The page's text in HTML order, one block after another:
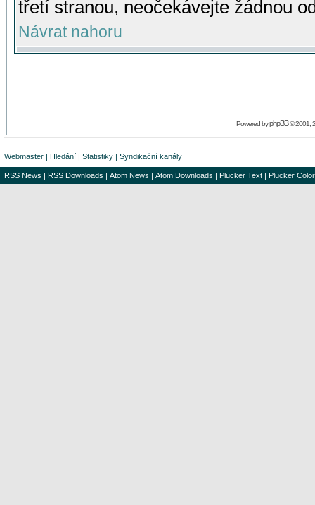
třetí stranou, neočekávejte žádnou
Návrat nahoru
Powered byphpBB© 2001,
Webmaster | Hledání | Statistiky | Syndikační kanály
RSS News | RSS Downloads | Atom News | Atom Downloads | Plucker Text | Plucker Color